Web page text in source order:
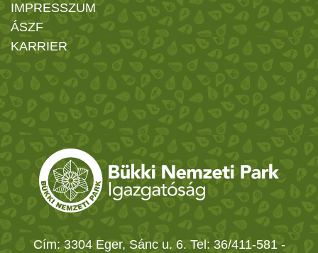
IMPRESSZUM
ÁSZF
KARRIER
Cím: 3304 Eger, Sánc u. 6. Tel: 36/411-581 -